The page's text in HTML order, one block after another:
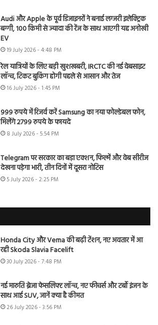
Audi और Apple के पूर्व डिजाइनरों ने बनाई लग्जरी इलेक्ट्रिक
बग्गी, 100 किमी से ज्यादा की रेंज के साथ आएगी यह अनोखी
EV
19 July 2026 - 4:48 PM
रेल यात्रियों के लिए बड़ी खुशखबरी, IRCTC की नई वेबसाइट
लॉन्च, टिकट बुकिंग होगी पहले से आसान और तेज
16 July 2026 - 1:45 PM
999 रुपये में रिजर्व करें Samsung का नया फोल्डेबल फोन,
मिलेंगे 2799 रुपये के फायदे
8 July 2026 - 5:54 PM
Telegram पर सरकार का बड़ा एक्शन, फिल्में और वेब सीरीज
देखना पड़ेगा भारी, तीन दिनों में दूसरा नोटिस
5 July 2026 - 2:25 PM
Honda City और Verna की बढ़ी टेंशन, नए अवतार में आ
रही Skoda Slavia Facelift
30 July 2026 - 7:48 PM
नई मारुति ब्रेजा फेसलिफ्ट लॉन्च, नए फीचर्स और टर्बो इंजन के
साथ आई SUV, जानें क्या है कीमत
26 July 2026 - 3:56 PM